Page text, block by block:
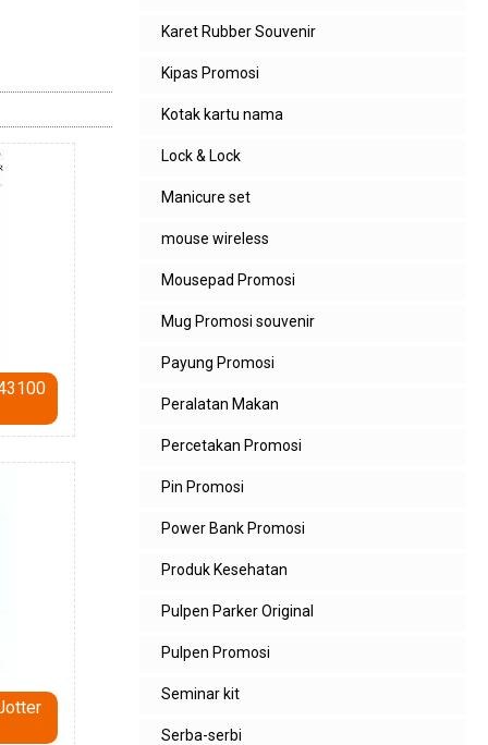
Karet Rubber Souvenir
Kipas Promosi
Kotak kartu nama
Lock & Lock
Manicure set
mouse wireless
Mousepad Promosi
Mug Promosi souvenir
Payung Promosi
Peralatan Makan
Percetakan Promosi
Pin Promosi
Power Bank Promosi
Produk Kesehatan
Pulpen Parker Original
Pulpen Promosi
Seminar kit
Serba-serbi